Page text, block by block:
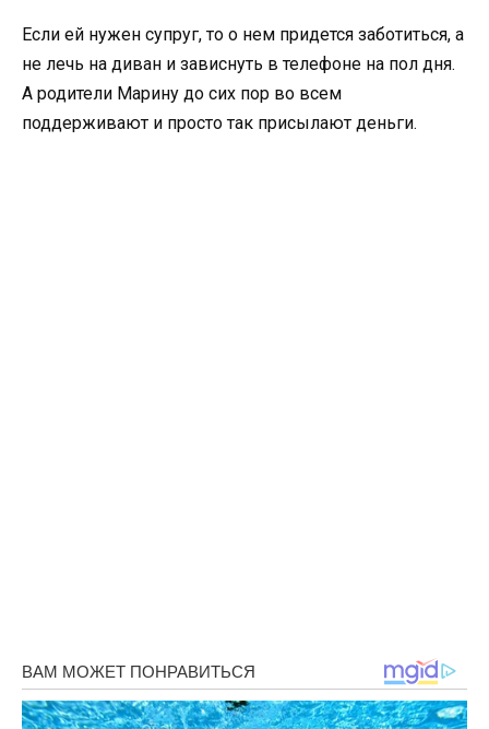
Если ей нужен супруг, то о нем придется заботиться, а
не лечь на диван и зависнуть в телефоне на пол дня.
А родители Марину до сих пор во всем
поддерживают и просто так присылают деньги.